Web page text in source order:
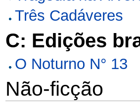
Três Cadáveres
C: Edições
O Noturno N° 13
Não-ficção